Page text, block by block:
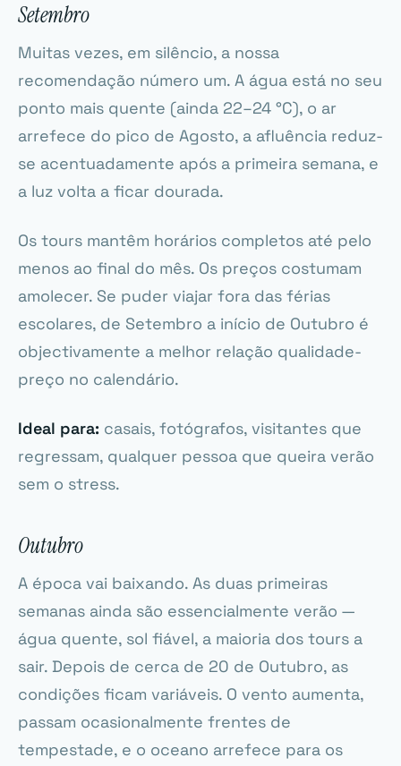
Setembro
Muitas vezes, em silêncio, a nossa
recomendação número um. A água está no seu
ponto mais quente (ainda 22–24 °C), o ar
arrefece do pico de Agosto, a afluência reduz-
se acentuadamente após a primeira semana, e
a luz volta a ficar dourada.
Os tours mantêm horários completos até pelo
menos ao final do mês. Os preços costumam
amolecer. Se puder viajar fora das férias
escolares, de Setembro a início de Outubro é
objectivamente a melhor relação qualidade-
preço no calendário.
Ideal para: casais, fotógrafos, visitantes que
regressam, qualquer pessoa que queira verão
sem o stress.
Outubro
A época vai baixando. As duas primeiras
semanas ainda são essencialmente verão —
água quente, sol fiável, a maioria dos tours a
sair. Depois de cerca de 20 de Outubro, as
condições ficam variáveis. O vento aumenta,
passam ocasionalmente frentes de
tempestade, e o oceano arrefece para os